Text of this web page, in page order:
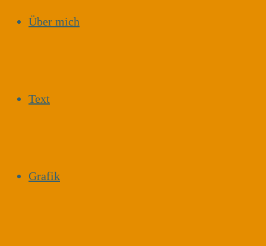
Über mich
Text
Grafik